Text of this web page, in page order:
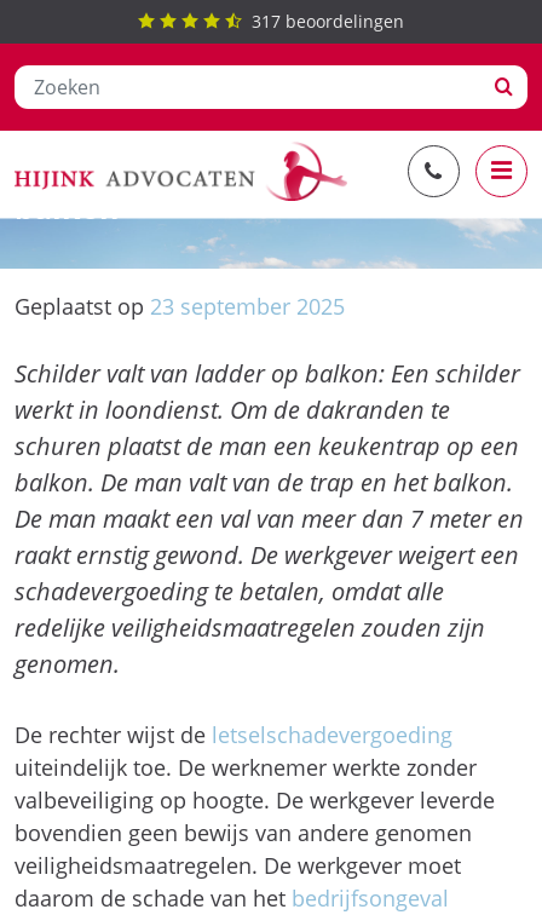
naar
de
317 beoordelingen
Schilder valt van ladder op
balkon
Geplaatst op 23 september 2025
Schilder valt van ladder op balkon: Een schilder
werkt in loondienst. Om de dakranden te
schuren plaatst de man een keukentrap op een
balkon. De man valt van de trap en het balkon.
De man maakt een val van meer dan 7 meter en
raakt ernstig gewond. De werkgever weigert een
schadevergoeding te betalen, omdat alle
redelijke veiligheidsmaatregelen zouden zijn
genomen.
De rechter wijst de letselschadevergoeding
uiteindelijk toe. De werknemer werkte zonder
valbeveiliging op hoogte. De werkgever leverde
bovendien geen bewijs van andere genomen
veiligheidsmaatregelen. De werkgever moet
daarom de schade van het bedrijfsongeval